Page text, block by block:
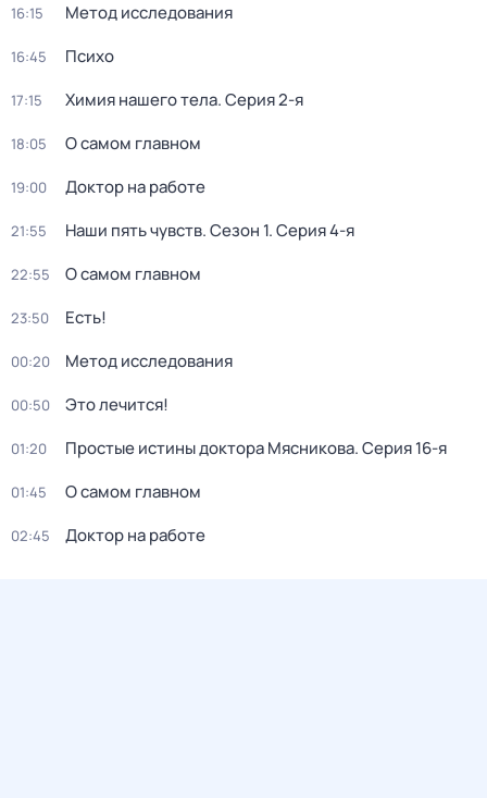
16:15 Метод исследования
16:45 Психо
17:15 Химия нашего тела. Серия 2-я
18:05 О самом главном
19:00 Доктор на работе
21:55 Наши пять чувств. Сезон 1. Серия 4-я
22:55 О самом главном
23:50 Есть!
00:20 Метод исследования
00:50 Это лечится!
01:20 Простые истины доктора Мясникова. Серия 16-я
01:45 О самом главном
02:45 Доктор на работе